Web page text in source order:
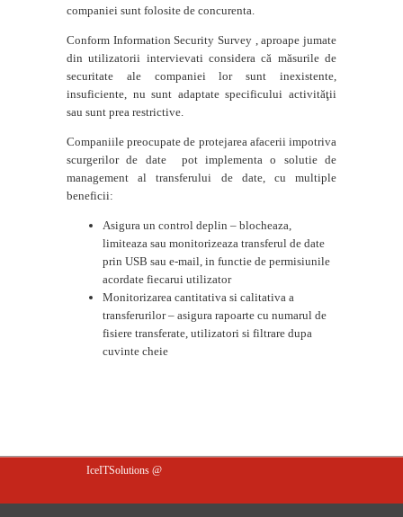
companiei sunt folosite de concurenta.
Conform Information Security Survey , aproape jumate
din utilizatorii intervievati considera că măsurile de
securitate ale companiei lor sunt inexistente,
insuficiente, nu sunt adaptate specificului activităţii
sau sunt prea restrictive.
Companiile preocupate de protejarea afacerii impotriva
scurgerilor de date pot implementa o solutie de
management al transferului de date, cu multiple
beneficii:
Asigura un control deplin – blocheaza,
limiteaza sau monitorizeaza transferul de date
prin USB sau e-mail, in functie de permisiunile
acordate fiecarui utilizator
Monitorizarea cantitativa si calitativa a
transferurilor – asigura rapoarte cu numarul de
fisiere transferate, utilizatori si filtrare dupa
cuvinte cheie
IceITSolutions @